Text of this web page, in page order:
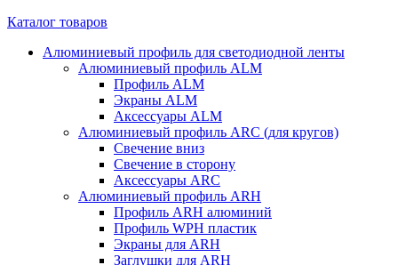
Каталог товаров
Алюминиевый профиль для светодиодной ленты
Алюминиевый профиль ALM
Профиль ALM
Экраны ALM
Аксессуары ALM
Алюминиевый профиль ARC (для кругов)
Свечение вниз
Свечение в сторону
Аксессуары ARC
Алюминиевый профиль ARH
Профиль ARH алюминий
Профиль WPH пластик
Экраны для ARH
Заглушки для ARH